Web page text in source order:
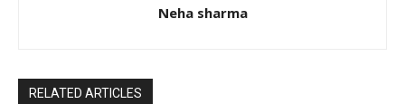
Neha sharma
RELATED ARTICLES